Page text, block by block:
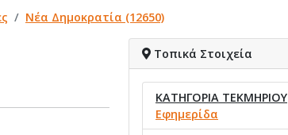
Νέα Δημοκρατία (12650)
Τοπικά Στοιχεία
ΚΑΤΗΓΟΡΙΑ ΤΕΚΜΗΡΙΟΥ
Εφημερίδα